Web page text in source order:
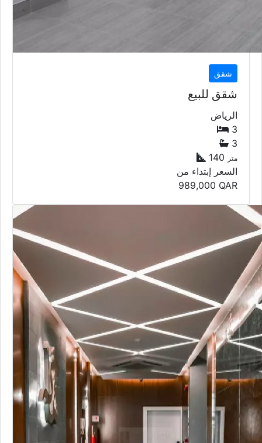
شقق
شقق للبيع
الرياض
3
3
140
متر
السعر إبتداء من
989,000 QAR